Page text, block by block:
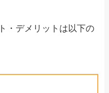
・デメリットは以下の